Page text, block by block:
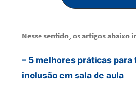
Nesse sentido, os artigos abaixo
– 5 melhores práticas para
inclusão em sala de aula